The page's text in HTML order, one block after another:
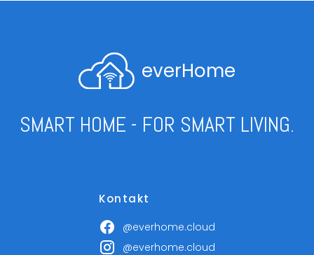
everHome
SMART HOME - FOR SMART LIVING.
Kontakt
@everhome.cloud
@everhome.cloud